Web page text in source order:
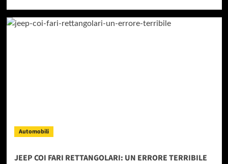
Automobili
JEEP COI FARI RETTANGOLARI: UN ERRORE TERRIBILE